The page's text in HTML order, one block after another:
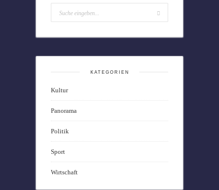
KATEGORIEN
Kultur
Panorama
Politik
Sport
Wirtschaft